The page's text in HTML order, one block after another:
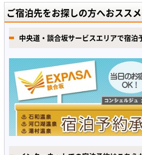
ご宿泊先をお探しの方へおススメ
中央道・談合坂サービスエリアで宿泊